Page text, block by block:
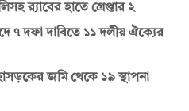
র‍্যাবের হাতে গ্রেপ্তার ২
৭ দফা দাবিতে ১১ দলীয় ঐক্যের
জমি থেকে ১৯ স্থাপনা